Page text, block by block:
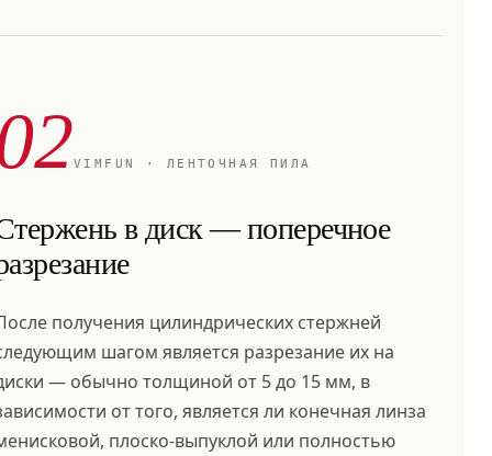
VIMFUN · ЛЕНТОЧНАЯ ПИЛА
в диск — поперечное
получения цилиндрических стержней
шагом является разрезание их на
— обычно толщиной от 5 до 15 мм, в
от того, является ли конечная линза
плоско-выпуклой или полностью